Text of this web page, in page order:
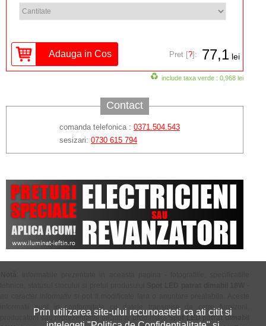
Pret [?]: 77,1 lei
include taxa verde : 0,968 lei
Contact
comanda telefonica : 0371.504.543
sesizari: 0730 615 794
informatii sunt in conformitate cu datele transmise de catre furnizorii,
producatorii sau reprezentantii oficiali ai produsuluiSpot LED patrat dimabil
Prin utilizarea site-ului recunoasteti ca ati citit si